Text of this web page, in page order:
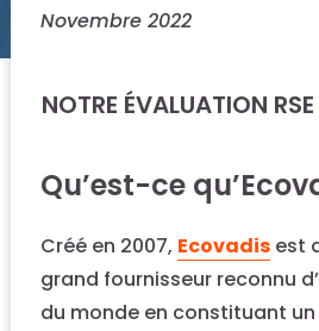
Novembre 2022
NOTRE ÉVALUATION
Qu’est-ce
Créé en 2007, Ecovadis est
grand fournisseur reconnu
du monde en constituant un